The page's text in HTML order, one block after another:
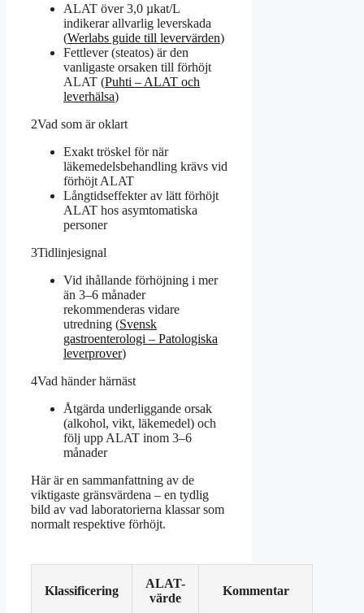
ALAT över 3,0 µkat/L
indikerar allvarlig leverskada
(Werlabs guide till levervärden)
Fettlever (steatos) är den
vanligaste orsaken till förhöjt
ALAT (Puhti – ALAT och
leverhälsa)
2Vad som är oklart
Exakt tröskel för när
läkemedelsbehandling krävs vid
förhöjt ALAT
Långtidseffekter av lätt förhöjt
ALAT hos asymtomatiska
personer
3Tidlinjesignal
Vid ihållande förhöjning i mer
än 3–6 månader
rekommenderas vidare
utredning (Svensk
gastroenterologi – Patologiska
leverprover)
4Vad händer härnäst
Åtgärda underliggande orsak
(alkohol, vikt, läkemedel) och
följ upp ALAT inom 3–6
månader
Här är en sammanfattning av de
viktigaste gränsvärdena – en tydlig
bild av vad laboratorierna klassar som
normalt respektive förhöjt.
Klassificering
ALAT-
värde
Kommentar